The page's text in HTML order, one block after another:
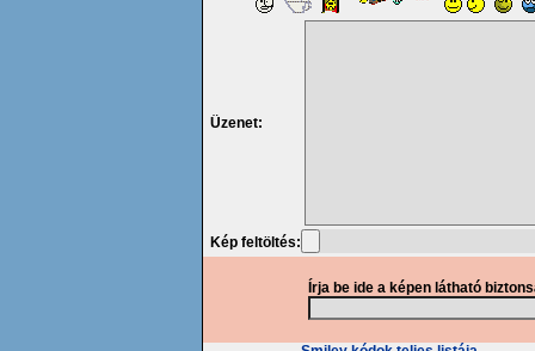
Üzenet:
Kép feltöltés:
Írja be ide a képen látható